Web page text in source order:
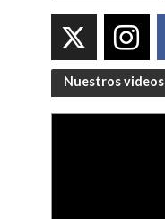
Nuestros videos